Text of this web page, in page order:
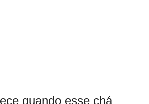
quando esse chá